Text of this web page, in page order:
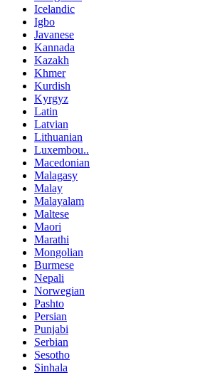
Icelandic
Igbo
Javanese
Kannada
Kazakh
Khmer
Kurdish
Kyrgyz
Latin
Latvian
Lithuanian
Luxembou..
Macedonian
Malagasy
Malay
Malayalam
Maltese
Maori
Marathi
Mongolian
Burmese
Nepali
Norwegian
Pashto
Persian
Punjabi
Serbian
Sesotho
Sinhala